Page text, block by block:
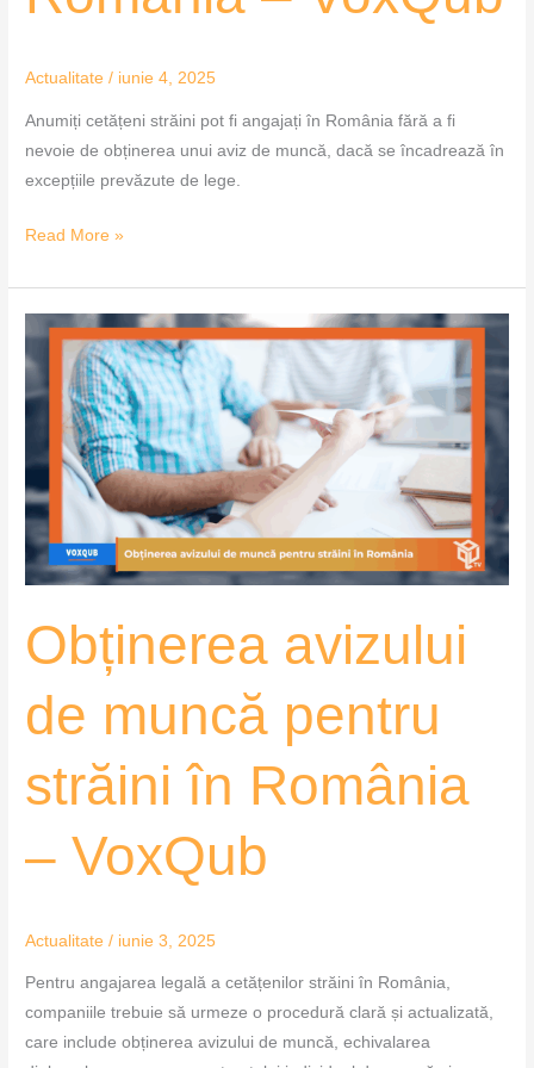
Actualitate / iunie 4, 2025
Anumiți cetățeni străini pot fi angajați în România fără a fi
nevoie de obținerea unui aviz de muncă, dacă se încadrează în
excepțiile prevăzute de lege.
Read More »
Obținerea avizului
de muncă pentru
străini în România
– VoxQub
Actualitate / iunie 3, 2025
Pentru angajarea legală a cetățenilor străini în România,
companiile trebuie să urmeze o procedură clară și actualizată,
care include obținerea avizului de muncă, echivalarea
Obținerea
avizului
muncă
pentru
străini
în
România
–